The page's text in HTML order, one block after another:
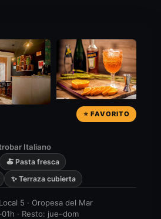
⭐ FAVORITO
Italiano
🍝 Pasta fresca
✨ Terraza cubierta
5 · Oropesa del Mar
· Resto: jue–dom